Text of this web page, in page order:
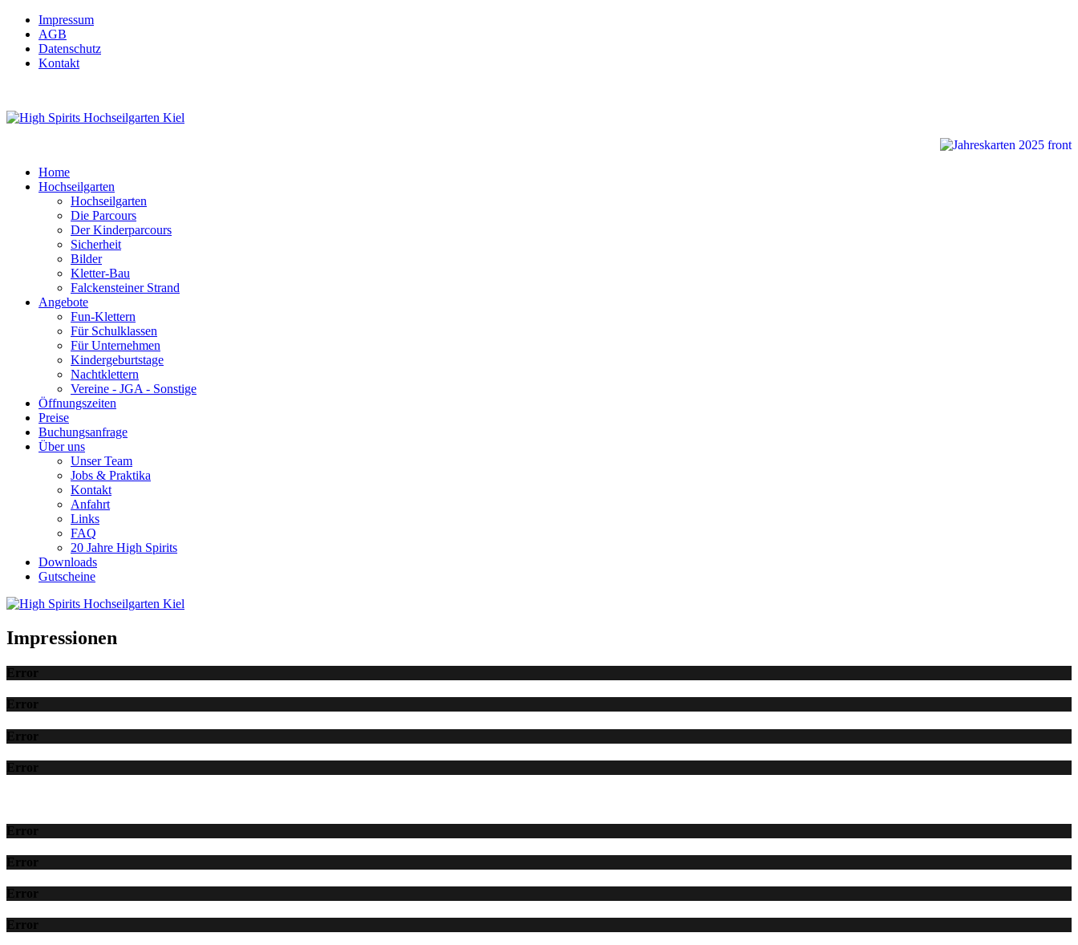
Impressum
AGB
Datenschutz
Kontakt
Home
Hochseilgarten
Hochseilgarten
Die Parcours
Der Kinderparcours
Sicherheit
Bilder
Kletter-Bau
Falckensteiner Strand
Angebote
Fun-Klettern
Für Schulklassen
Für Unternehmen
Kindergeburtstage
Nachtklettern
Vereine - JGA - Sonstige
Öffnungszeiten
Preise
Buchungsanfrage
Über uns
Unser Team
Jobs & Praktika
Kontakt
Anfahrt
Links
FAQ
20 Jahre High Spirits
Downloads
Gutscheine
Impressionen
Error
Error
Error
Error
Error
Error
Error
Error